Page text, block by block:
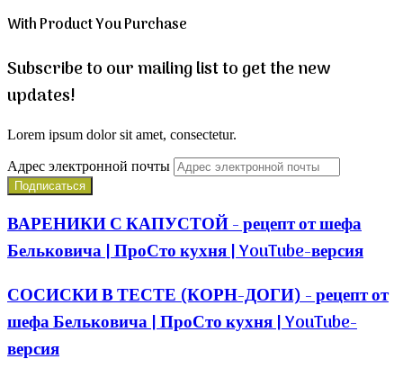
With Product You Purchase
Subscribe to our mailing list to get the new
updates!
Lorem ipsum dolor sit amet, consectetur.
Адрес электронной почты
ВАРЕНИКИ С КАПУСТОЙ - рецепт от шефа
Бельковича | ПроСто кухня | YouTube-версия
СОСИСКИ В ТЕСТЕ (КОРН-ДОГИ) - рецепт от
шефа Бельковича | ПроСто кухня | YouTube-
версия